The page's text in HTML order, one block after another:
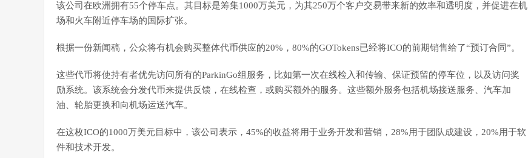
该公司在欧洲拥有55个停车点。其目标是筹集1000万美元，为其250万个客户交易带来新的效率和透明度，并促进在机
场和火车附近停车场的国际扩张。
根据一份新闻稿，公众将有机会购买整体代币供应的20%，80%的GOTokens已经将ICO的前期销售给了“预订合同”。
这些代币将使持有者优先访问所有的ParkinGo组服务，比如第一次在线检入和传输、保证预留的停车位，以及访问奖
励系统。该系统会分发代币来提供反馈，在线检查，或购买额外的服务。这些额外服务包括机场接送服务、汽车加
油、轮胎更换和向机场运送汽车。
在这枚ICO的1000万美元目标中，该公司表示，45%的收益将用于业务开发和营销，28%用于团队成建设，20%用于软
件和技术开发。